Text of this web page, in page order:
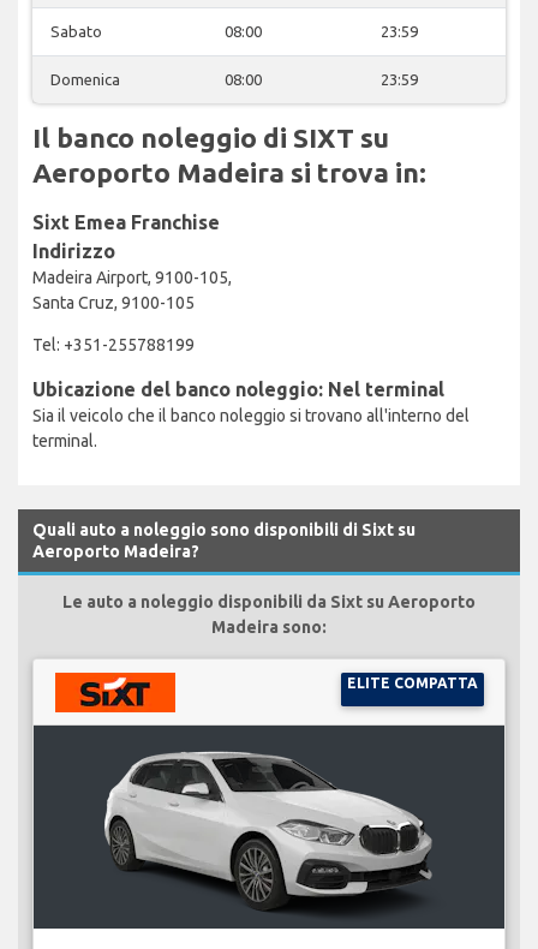
Sabato 08:00 23:59
Domenica 08:00 23:59
Il banco noleggio di SIXT su
Aeroporto Madeira si trova in:
Sixt Emea Franchise
Indirizzo
Madeira Airport, 9100-105,
Santa Cruz, 9100-105
Tel: +351-255788199
Ubicazione del banco noleggio: Nel terminal
Sia il veicolo che il banco noleggio si trovano all'interno del
terminal.
Quali auto a noleggio sono disponibili di Sixt su
Aeroporto Madeira?
Le auto a noleggio disponibili da Sixt su Aeroporto
Madeira sono:
ELITE COMPATTA